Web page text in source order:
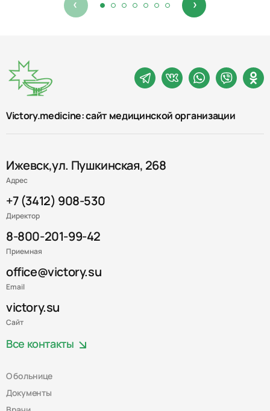
Victory.medicine: сайт медицинской организации
Ижевск,ул. Пушкинская, 268
Адрес
+7 (3412) 908-530
Директор
8-800-201-99-42
Приемная
office@victory.su
Email
victory.su
Сайт
О больнице
Документы
Все контакты